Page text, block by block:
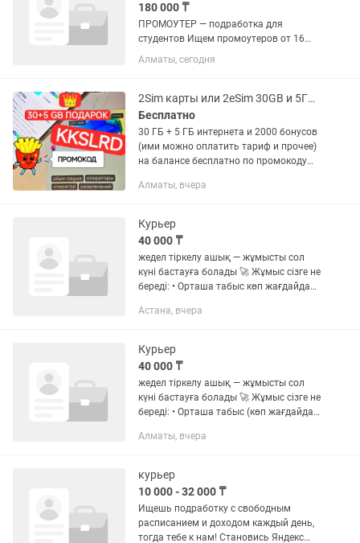
180 000 ₸
ПРОМОУТЕР — подработка для
студентов Ищем промоутеров от 16
лет для распространения бесплатных
промокодов на подписку Яндекс Плюс
— Принимаем с 16 лет — Опыт...
Алматы, сегодня
2Sim карты или 2еSim 30GB и 5ГБ интернета Бесплатно по промокоду KKSLRD
Бесплатно
30 ГБ + 5 ГБ интернета и 2000 бонусов
(ими можно оплатить тариф и прочее)
на балансе бесплатно по промокоду
возможностей с новой SIM-картой от
Алматы, вчера
Курьер
40 000 ₸
жедел тіркелу ашық — жұмысты сол
күні бастауға болады 🚀 Жұмыс сізге не
береді: • Орташа табыс көп жағдайда
курьер — аптасына 110 000 ₸, айына
Астана, вчера
Курьер
40 000 ₸
жедел тіркелу ашық — жұмысты сол
күні бастауға болады 🚀 Жұмыс сізге не
береді: • Орташа табыс (көп жағдайда
курьер — аптасына 110 000 ₸, айына
Алматы, вчера
курьер
10 000 - 32 000 ₸
Ищешь подработку c свободным
расписанием и доходом каждый день,
тогда тебе к нам! Становись Яндекс